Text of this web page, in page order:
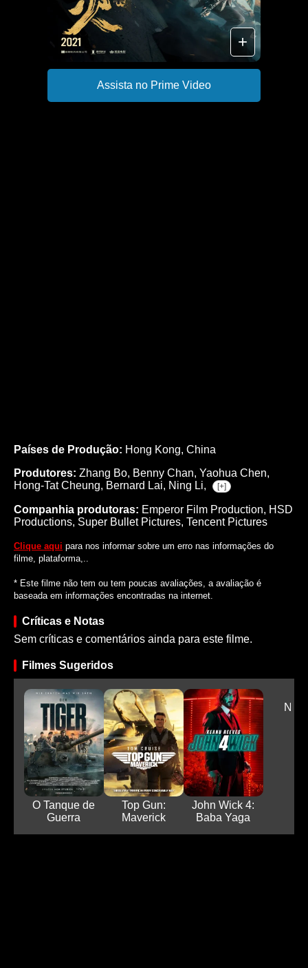
+
Assista no Prime Video
Países de Produção: Hong Kong, China
Produtores: Zhang Bo, Benny Chan, Yaohua Chen,
Hong-Tat Cheung, Bernard Lai, Ning Li, [+]
Companhia produtoras: Emperor Film Production, HSD
Productions, Super Bullet Pictures, Tencent Pictures
Clique aqui para nos informar sobre um erro nas informações do
filme, plataforma,..
* Este filme não tem ou tem poucas avaliações, a avaliação é
baseada em informações encontradas na internet.
Críticas e Notas
Sem críticas e comentários ainda para este filme.
Filmes Sugeridos
O Tanque de
Guerra
Top Gun:
Maverick
John Wick 4:
Baba Yaga